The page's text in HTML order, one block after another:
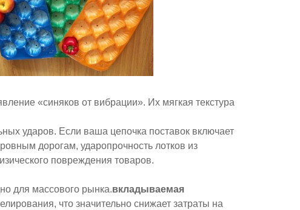
«синяков от вибрации». Их мягкая текстура
ударов. Если ваша цепочка поставок включает
дорогам, ударопрочность лотков из
повреждения товаров.
для массового рынка.вкладываемая
что значительно снижает затраты на